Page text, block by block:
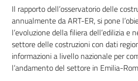
Regione
Emilia-
Romagna
Regione
Introduzione
Il rapporto dell’osservatorio delle
annualmente da ART-ER, si pone
l’evoluzione della filiera dell’edilizia e
settore delle costruzioni con dati
informazioni a livello nazionale per
l’andamento del settore in Emilia-